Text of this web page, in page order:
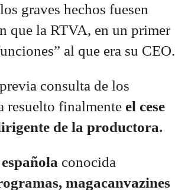
graves hechos fuesen
que la RTVA, en un primer
al que era su CEO.
consulta de los
resuelto finalmente el cese
de la productora.
conocida
magacanvazines